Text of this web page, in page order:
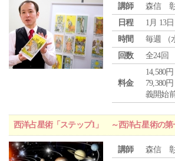
講師
森信
日程
1月 13
時間
毎週 （
回数
全24回
料金
14,580
79,380
義開始
西洋占星術「ステップ1」 ～西洋占星術の
講師
森信